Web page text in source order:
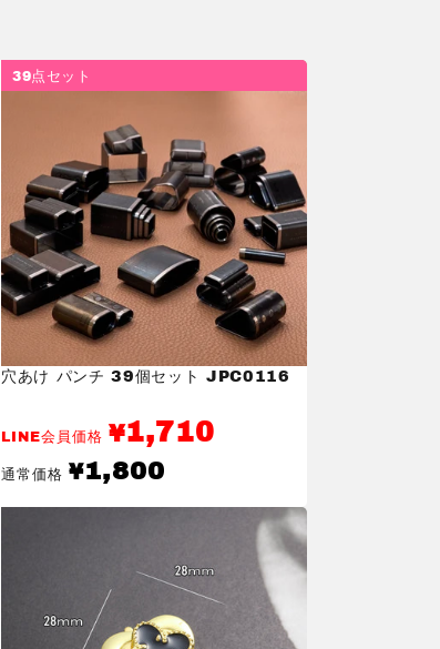
39点セット
穴あけ パンチ 39個セット JPC0116
LINE会員価格 ¥1,710
通常価格
通
常
¥1,800